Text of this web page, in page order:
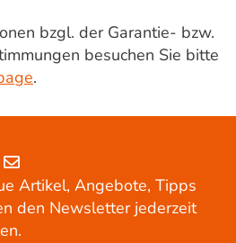
bzgl. der Garantie- bzw.
besuchen Sie bitte
.
Artikel, Angebote, Tipps
den Newsletter jederzeit